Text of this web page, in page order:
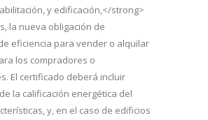
y edificación,</strong>
la nueva obligación de
eficiencia para vender o alquilar
los compradores o
El certificado deberá incluir
la calificación energética del
y, en el caso de edificios